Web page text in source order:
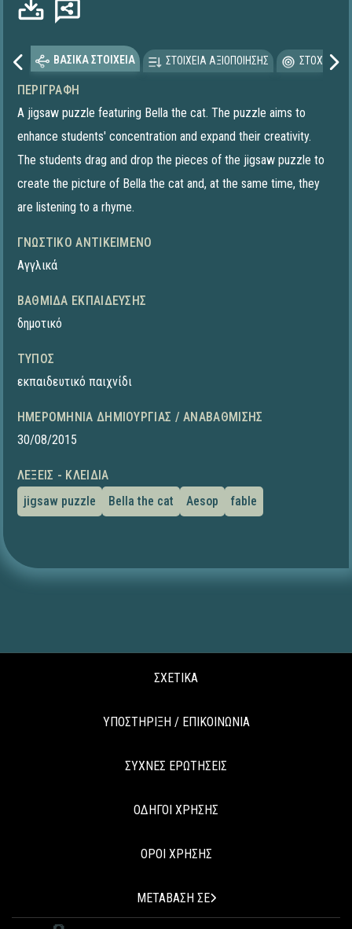
ΒΑΣΙΚΑ ΣΤΟΙΧΕΙΑ ΣΤΟΙΧΕΙΑ ΑΞΙΟΠΟΙΗΣΗΣ
ΠΕΡΙΓΡΑΦΉ
A jigsaw puzzle featuring Bella the cat. The puzzle aims to
enhance students' concentration and expand their creativity.
The students drag and drop the pieces of the jigsaw puzzle to
create the picture of Bella the cat and, at the same time, they
are listening to a rhyme.
ΓΝΩΣΤΙΚΌ ΑΝΤΙΚΕΊΜΕΝΟ
Αγγλικά
ΒΑΘΜΊΔΑ ΕΚΠΑΊΔΕΥΣΗΣ
δημοτικό
ΤΎΠΟΣ
εκπαιδευτικό παιχνίδι
ΗΜΕΡΟΜΗΝΊΑ ΔΗΜΙΟΥΡΓΊΑΣ / ΑΝΑΒΆΘΜΙΣΗΣ
30/08/2015
ΛΈΞΕΙΣ - ΚΛΕΙΔΙΆ
jigsaw puzzle
Bella the cat Aesop fable
ΣΧΕΤΙΚΑ
ΥΠΟΣΤΗΡΙΞΗ / ΕΠΙΚΟΙΝΩΝΙΑ
ΣΥΧΝΕΣ ΕΡΩΤΗΣΕΙΣ
ΟΔΗΓΟΙ ΧΡΗΣΗΣ
ΟΡΟΙ ΧΡΗΣΗΣ
ΜΕΤΑΒΑΣΗ ΣΕ